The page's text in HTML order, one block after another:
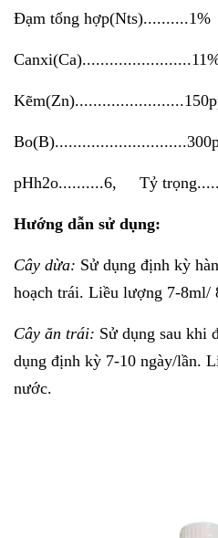
Đạm tổng hợp(Nts)..........1%
pHh2o..........6, Tỷ
Hướng dẫn sử dụng:
Cây dừa: Sử dụng định kỳ
hoạch trái. Liều lượng 7-8ml/
Cây ăn trái: Sử dụng sau khi
dụng định kỳ 7-10 ngày/lần.
nước.